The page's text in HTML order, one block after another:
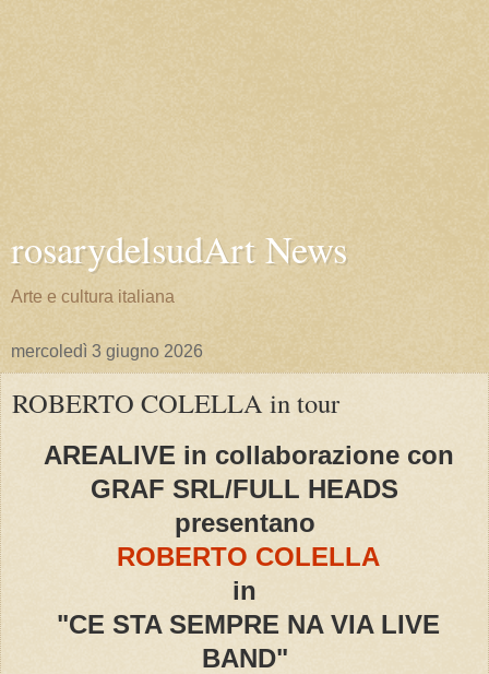
rosarydelsudArt News
Arte e cultura italiana
mercoledì 3 giugno 2026
ROBERTO COLELLA in tour
AREALIVE in collaborazione con
GRAF SRL/FULL HEADS
presentano
ROBERTO COLELLA
in
"CE STA SEMPRE NA VIA LIVE
BAND"